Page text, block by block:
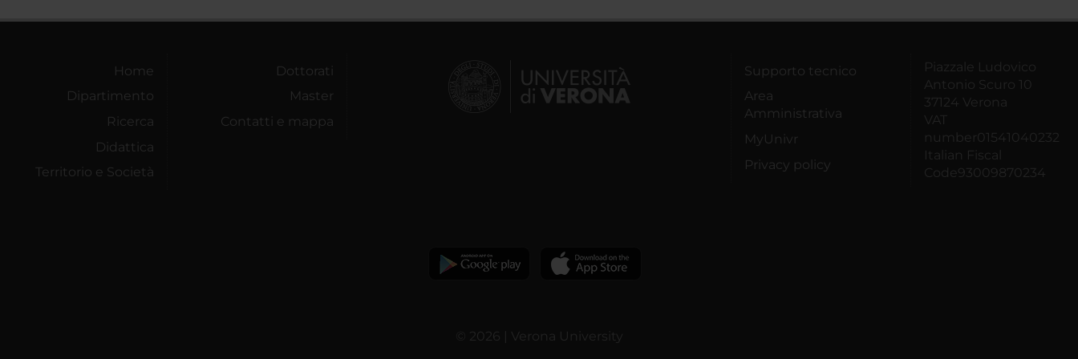
Home
Dipartimento
Ricerca
Didattica
Territorio e Società
Dottorati
Master
Contatti e mappa
Supporto tecnico
Area
Amministrativa
MyUnivr
Privacy policy
Piazzale Ludovico
Antonio Scuro 10
37124 Verona
VAT
number01541040232
Italian Fiscal
Code93009870234
© 2026 | Verona University